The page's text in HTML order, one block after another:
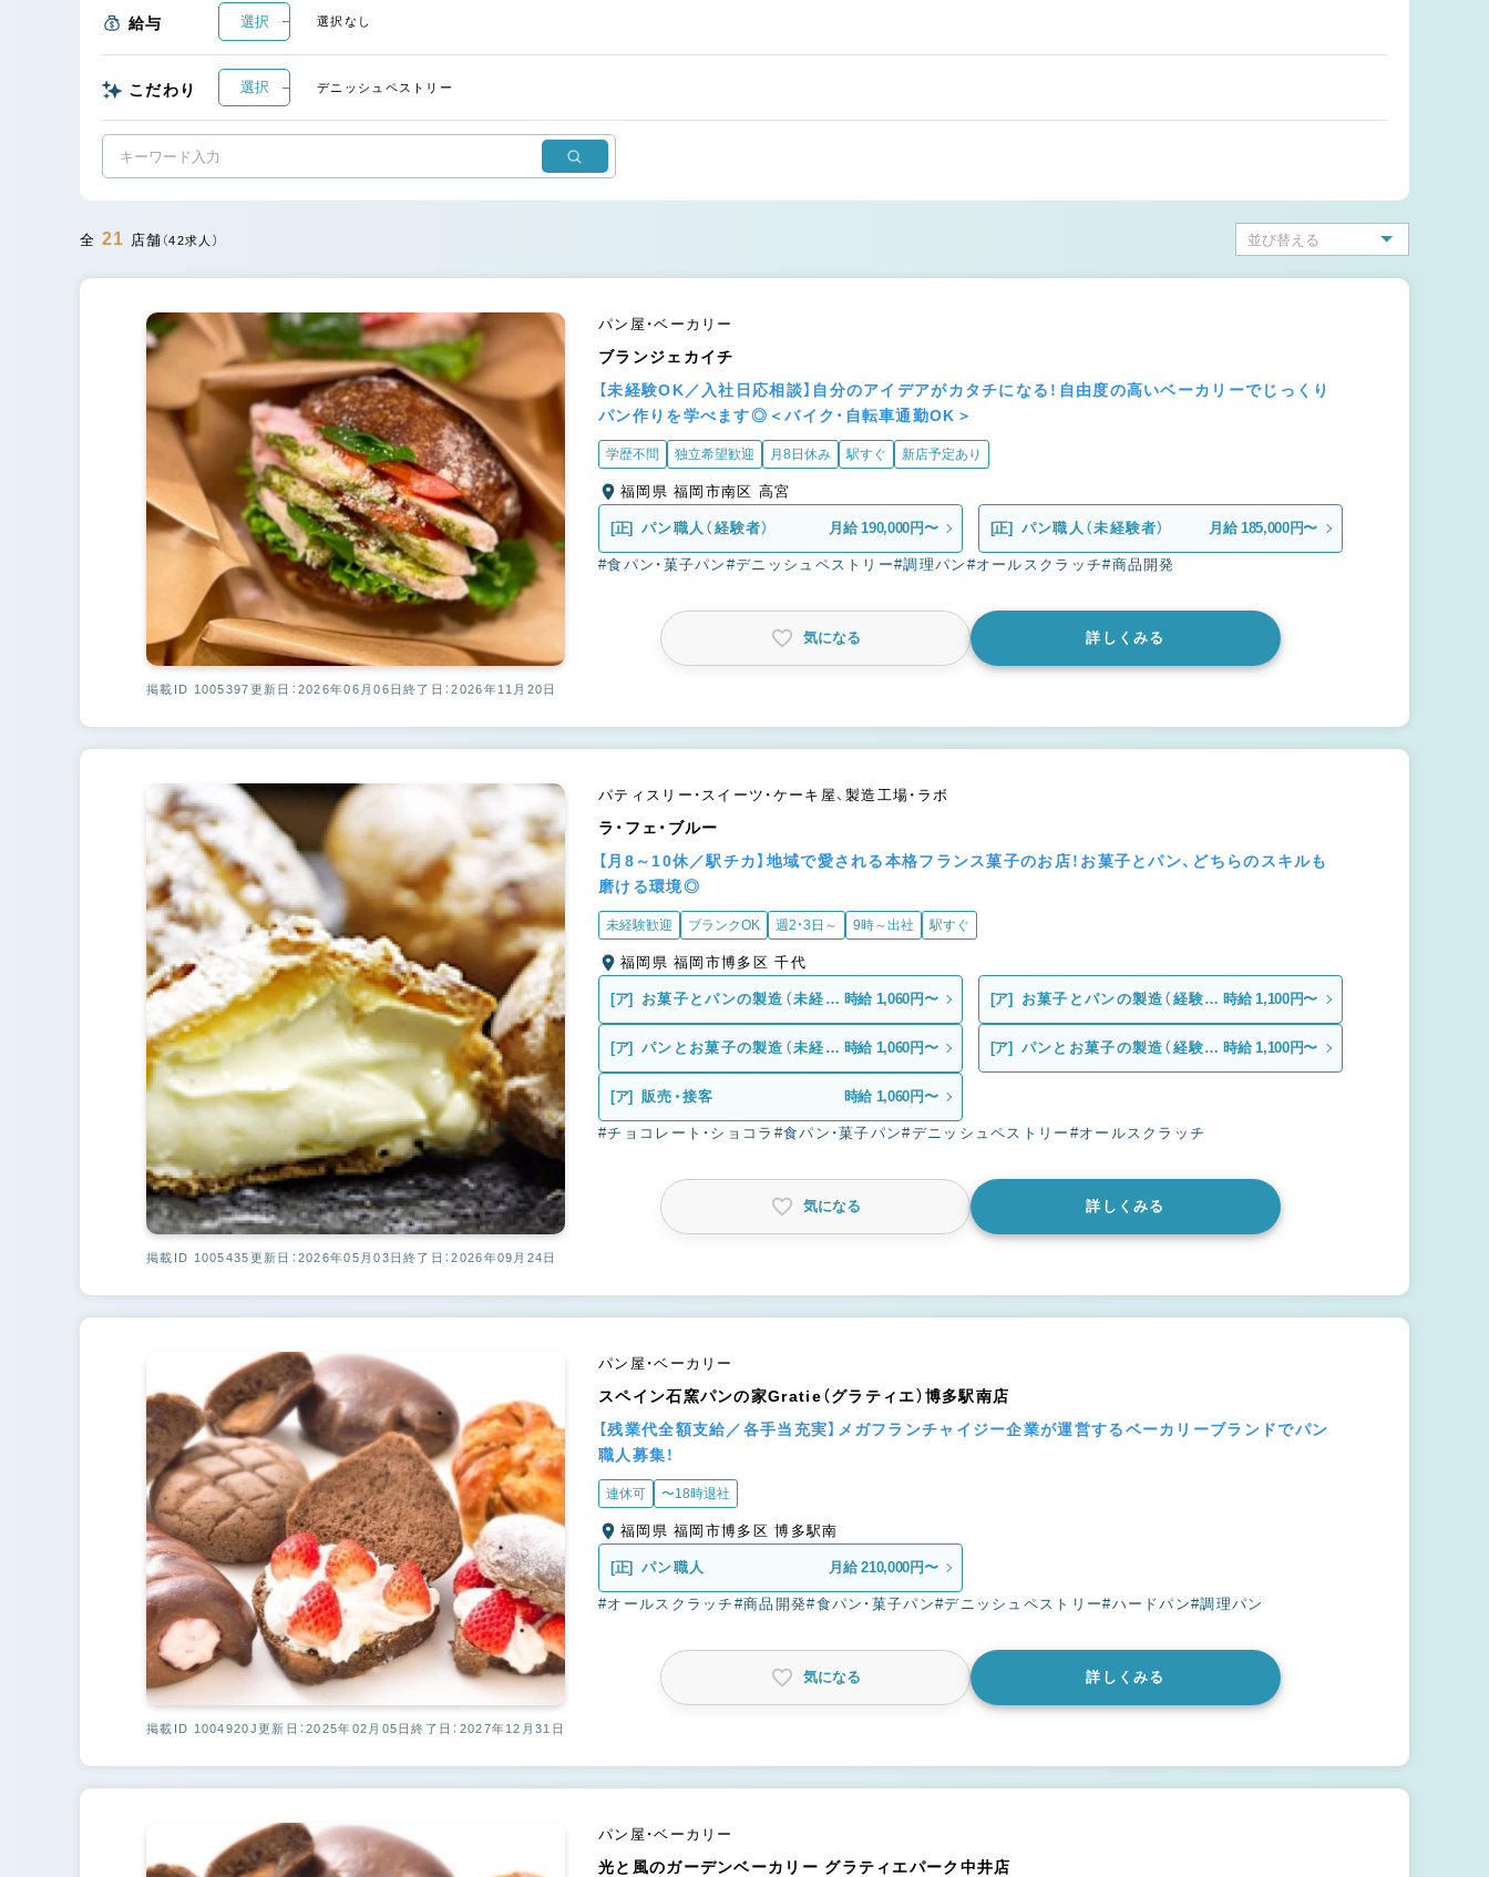
給与 選択 選択なし
こだわり 選択 デニッシュペストリー
全 21 店舗 （42求人）
パン屋・ベーカリー
ブランジェカイチ
【未経験OK／入社日応相談】自分のアイデアがカタチになる！自由度の高いベーカリーでじっくり
パン作りを学べます◎＜バイク・自転車通勤OK＞
学歴不問 独立希望歓迎 月8日休み 駅すぐ 新店予定あり
福岡県 福岡市南区 高宮
[正] パン職人（経験者） 月給 190,000円〜 [正] パン職人（未経験者） 月給 185,000円〜
#食パン・菓子パン #デニッシュペストリー#調理パン #オールスクラッチ#商品開発
気になる 詳しくみる
掲載ID 1005397更新日：2026年06月06日終了日：2026年11月20日
パティスリー・スイーツ・ケーキ屋、製造工場・ラボ
ラ・フェ・ブルー
【月8～10休／駅チカ】地域で愛される本格フランス菓子のお店！お菓子とパン、どちらのスキルも
磨ける環境◎
未経験歓迎 ブランクOK 週2・3日～ 9時～出社 駅すぐ
福岡県 福岡市博多区 千代
[ア]
お菓子とパンの製造（未経
験）
時給 1,060円〜 [ア]
お菓子とパンの製造（経験
者）
時給 1,100円〜
[ア]
パンとお菓子の製造（未経
験）
時給 1,060円〜 [ア]
パンとお菓子の製造（経験
者）
時給 1,100円〜
[ア] 販売・接客 時給 1,060円〜
#チョコレート・ショコラ #食パン・菓子パン#デニッシュペストリー #オールスクラッチ
気になる 詳しくみる
掲載ID 1005435更新日：2026年05月03日終了日：2026年09月24日
パン屋・ベーカリー
スペイン石窯パンの家Gratie（グラティエ）博多駅南店
【残業代全額支給／各手当充実】メガフランチャイジー企業が運営するベーカリーブランドでパン
職人募集！
連休可 〜18時退社
福岡県 福岡市博多区 博多駅南
[正] パン職人 月給 210,000円〜
#オールスクラッチ #商品開発#食パン・菓子パン#デニッシュペストリー#ハードパン#調理パン
気になる 詳しくみる
掲載ID 1004920J更新日：2025年02月05日終了日：2027年12月31日
パン屋・ベーカリー
光と風のガーデンベーカリー グラティエパーク中井店